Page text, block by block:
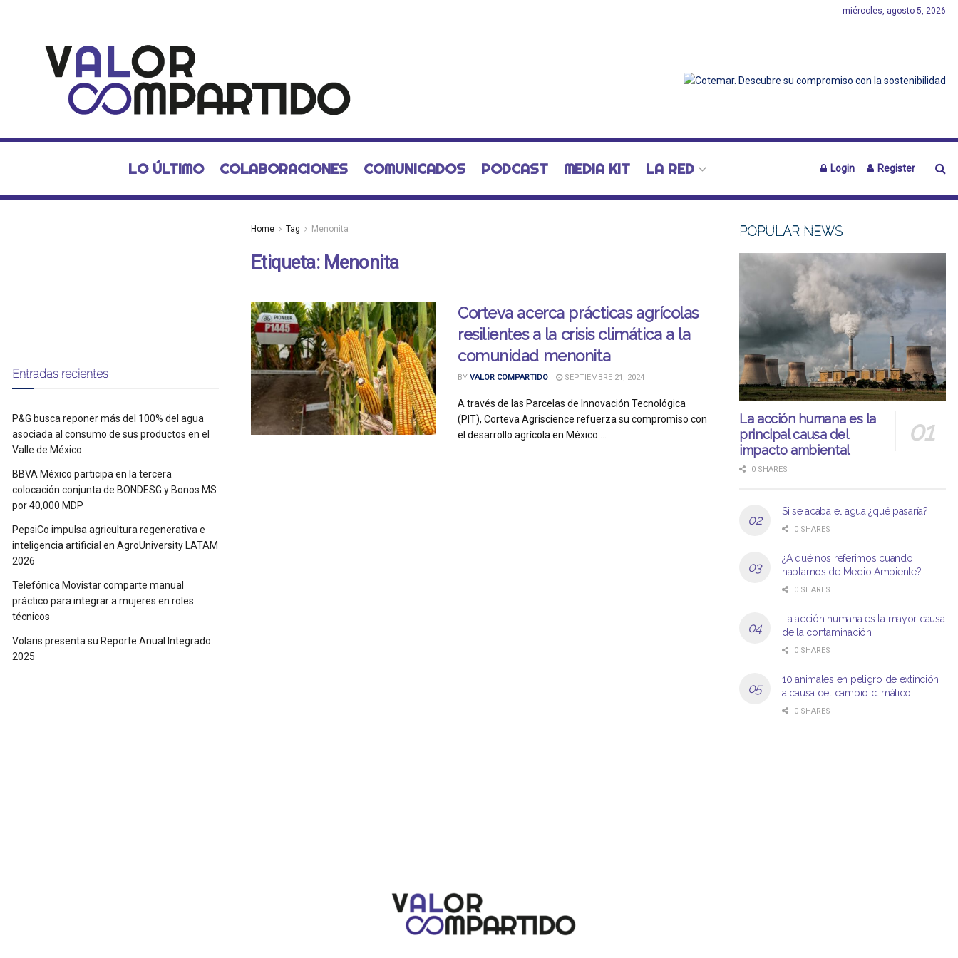
miércoles, agosto 5, 2026
LO ÚLTIMO COLABORACIONES COMUNICADOS PODCAST MEDIA KIT LA RED Login Register
Home Tag Menonita
Etiqueta: Menonita
Corteva acerca prácticas agrícolas
resilientes a la crisis climática a la
comunidad menonita
BY VALOR COMPARTIDO SEPTIEMBRE 21, 2024
A través de las Parcelas de Innovación Tecnológica
(PIT), Corteva Agriscience refuerza su compromiso con
el desarrollo agrícola en México ...
Entradas recientes
P&G busca reponer más del 100% del agua
asociada al consumo de sus productos en el
Valle de México
BBVA México participa en la tercera
colocación conjunta de BONDESG y Bonos MS
por 40,000 MDP
PepsiCo impulsa agricultura regenerativa e
inteligencia artificial en AgroUniversity LATAM
2026
Telefónica Movistar comparte manual
práctico para integrar a mujeres en roles
técnicos
Volaris presenta su Reporte Anual Integrado
2025
POPULAR NEWS
La acción humana es la
principal causa del
impacto ambiental
0 SHARES
Si se acaba el agua ¿qué pasaría?
0 SHARES
¿A qué nos referimos cuando
hablamos de Medio Ambiente?
0 SHARES
La acción humana es la mayor causa
de la contaminación
0 SHARES
10 animales en peligro de extinción
a causa del cambio climático
0 SHARES